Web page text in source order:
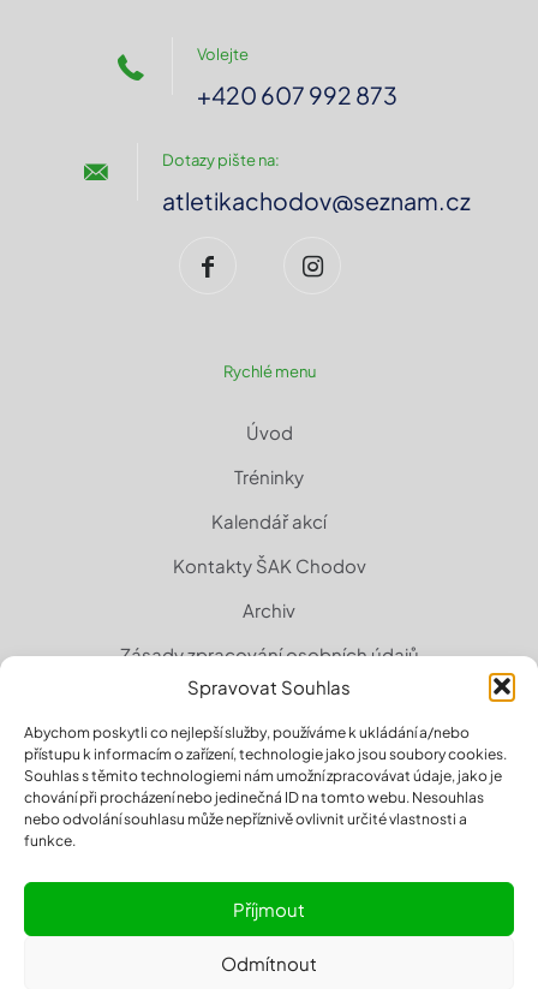
Spravovat Souhlas
Abychom poskytli co nejlepší služby, používáme k ukládání a/nebo
přístupu k informacím o zařízení, technologie jako jsou soubory cookies.
Souhlas s těmito technologiemi nám umožní zpracovávat údaje, jako je
chování při procházení nebo jedinečná ID na tomto webu. Nesouhlas
nebo odvolání souhlasu může nepříznivě ovlivnit určité vlastnosti a
funkce.
Příjmout
Odmítnout
Volejte
+420 607 992 873
Dotazy pište na:
atletikachodov@seznam.cz
Rychlé menu
Úvod
Tréninky
Kalendář akcí
Kontakty ŠAK Chodov
Archiv
Zásady zpracování osobních údajů
Zásady cookies (EU)